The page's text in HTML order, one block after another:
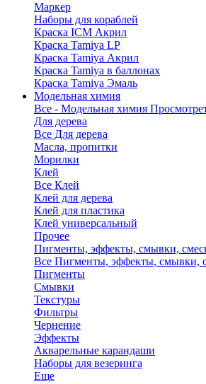
Маркер
Наборы для кораблей
Краска ICM Акрил
Краска Tamiya LP
Краска Tamiya Акрил
Краска Tamiya в баллонах
Краска Tamiya Эмаль
Модельная химия
Все - Модельная химия
Для дерева
Все Для дерева
Масла, пропитки
Морилки
Клей
Все Клей
Клей для дерева
Клей для пластика
Клей универсальный
Прочее
Пигменты, эффекты, смывки,
Все Пигменты, эффекты, смывки,
Пигменты
Смывки
Текстуры
Фильтры
Чернение
Эффекты
Акварельные карандаши
Наборы для везеринга
Еще